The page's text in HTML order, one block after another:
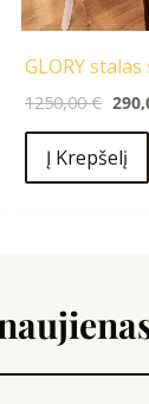
GLORY
1250,00€
Į Krepšelį